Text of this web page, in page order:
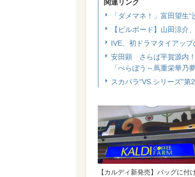
関連リンク
「ダメマネ！」富田望生
【ビルボード】山田涼介
IVE、初ドラマタイアッ
安田顕 さらば平賀源内
「べらぼう～蔦重栄華乃
スカパラ“VS.シリーズ”